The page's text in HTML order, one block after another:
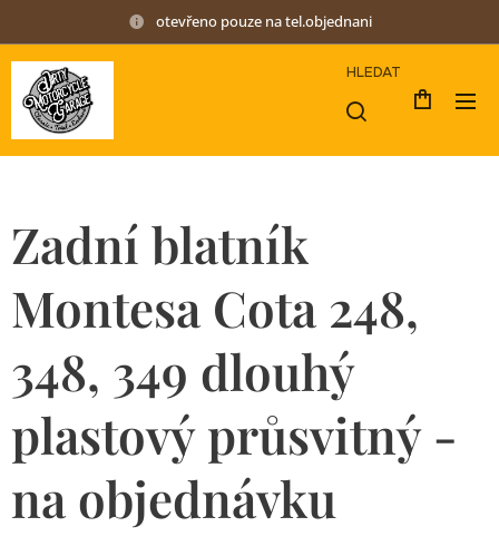
otevřeno pouze na tel.objednani
HLEDAT
Zadní blatník
Montesa Cota 248,
348, 349 dlouhý
plastový průsvitný -
na objednávku